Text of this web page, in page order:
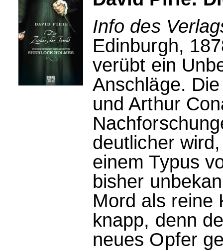
Info des
Edinburgh,
verübt ein
Anschläge.
und Arthur
deutlicher
einem Typus
bisher
Mord als reine
knapp, denn
neues Opfer